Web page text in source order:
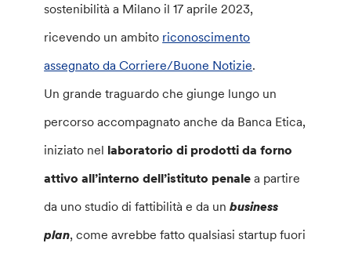
sostenibilità a Milano il 17 aprile 2023,
ricevendo un ambito riconoscimento
assegnato da Corriere/Buone Notizie.
Un grande traguardo che giunge lungo un
percorso accompagnato anche da Banca Etica,
iniziato nel laboratorio di prodotti da forno
attivo all’interno dell’istituto penale a partire
da uno studio di fattibilità e da unbusiness
plan, come avrebbe fatto qualsiasi startup fuori